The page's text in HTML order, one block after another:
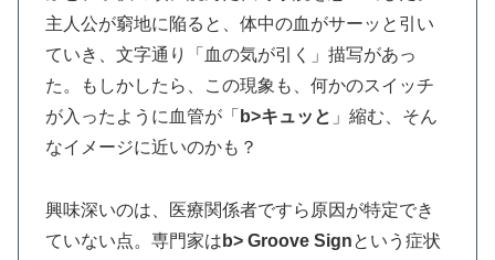
主人公が窮地に陥ると、体中の血がサーッと引い
ていき、文字通り「血の気が引く」描写があっ
た。もしかしたら、この現象も、何かのスイッチ
が入ったように血管が「 b>キュッと 」縮む、そん
なイメージに近いのかも？
興味深いのは、医療関係者ですら原因が特定でき
ていない点。専門家は b> Groove Signという症状